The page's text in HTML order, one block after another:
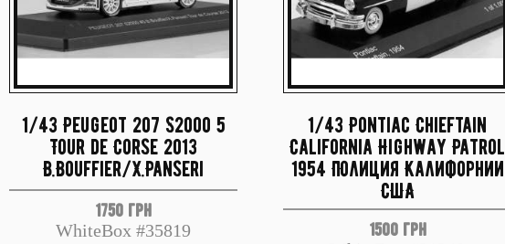
1/43 Peugeot 207 S2000 5
Tour de Corse 2013
B.Bouffier/X.Panseri
1750 грн
WhiteBox #35819
1/43 Pontiac Chieftain
California Highway Patrol
1954 Полиция Калифорнии
США
1500 грн